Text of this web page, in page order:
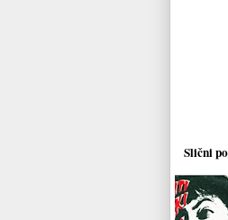
Slični